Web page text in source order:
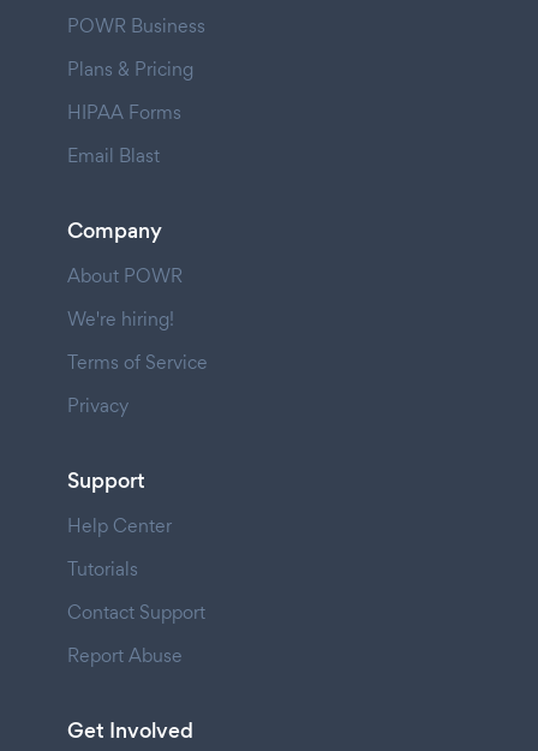
POWR Business
Plans & Pricing
HIPAA Forms
Email Blast
Company
About POWR
We're hiring!
Terms of Service
Privacy
Support
Help Center
Tutorials
Contact Support
Report Abuse
Get Involved